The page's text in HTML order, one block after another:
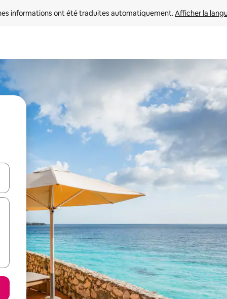
informations ont été traduites automatiquement. Afficher la
le haut et vers le bas pour les parcourir ou en appuyant et en